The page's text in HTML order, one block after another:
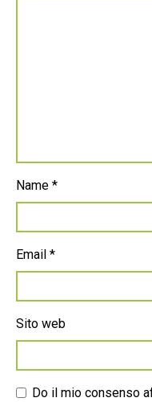
Name *
Email *
Sito web
Do il mio consenso